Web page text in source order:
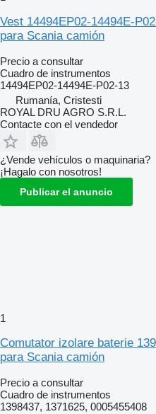
Vest 14494EP02-14494E-
para Scania camión
Precio a consultar
Cuadro de instrumentos
14494EP02-14494E-P02-13
Rumanía, Cristesti
ROYAL DRU AGRO S.R.L.
Contacte con el vendedor
¿Vende vehículos o maquinaria?
¡Hagalo con nosotros!
Publicar el anuncio
1
Comutator izolare baterie
para Scania camión
Precio a consultar
Cuadro de instrumentos
1398437, 1371625, 0005455408